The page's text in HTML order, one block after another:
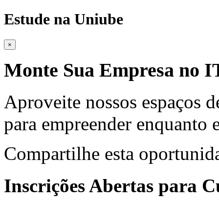
Estude na Uniube
×
Monte Sua Empresa no
Aproveite nossos espaços
para empreender enquanto
Compartilhe esta
Inscrições Abertas para